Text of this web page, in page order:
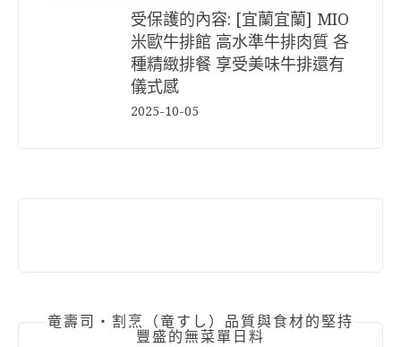
受保護的內容: [宜蘭宜蘭] MIO
米歐牛排館 高水準牛排肉質 各
種精緻排餐 享受美味牛排還有
儀式感
2025-10-05
竜壽司‧割烹（竜すし）品質與食材的堅持
豐盛的無菜單日料